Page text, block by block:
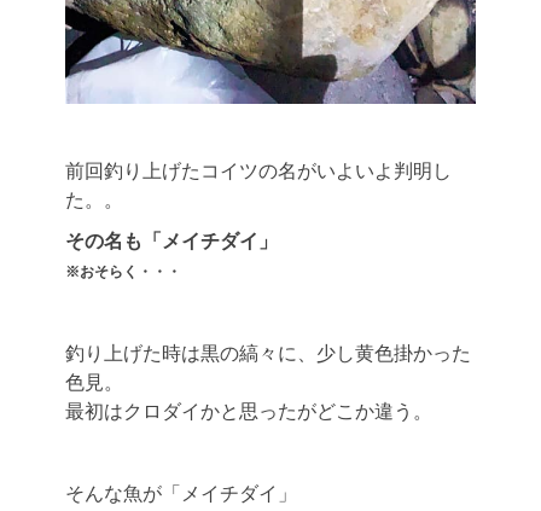
前回釣り上げたコイツの名がいよいよ判明し
た。。
その名も「メイチダイ」
※おそらく・・・
釣り上げた時は黒の縞々に、少し黄色掛かった
色見。
最初はクロダイかと思ったがどこか違う。
そんな魚が「メイチダイ」